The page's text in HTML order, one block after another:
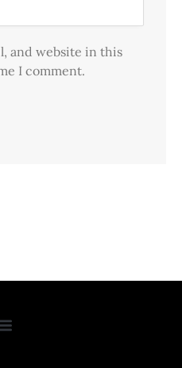
and website in this
I comment.